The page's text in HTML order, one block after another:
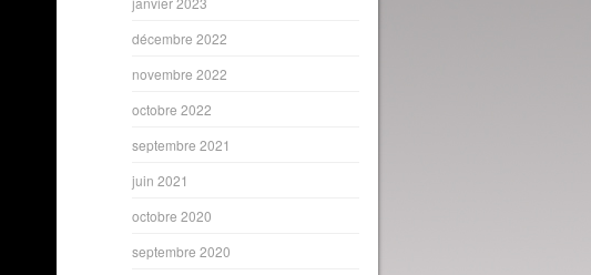
décembre 2022
novembre 2022
octobre 2022
septembre 2021
juin 2021
octobre 2020
septembre 2020